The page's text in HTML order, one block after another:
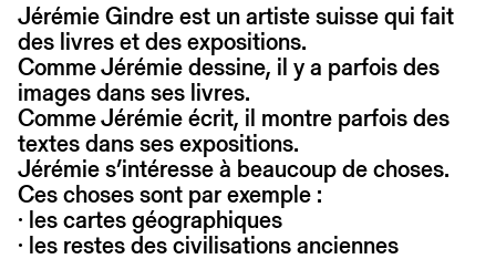
Jérémie Gindre est un artiste suisse qui fait
des livres et des expositions.
Comme Jérémie dessine, il y a parfois des
images dans ses livres.
Comme Jérémie écrit, il montre parfois des
textes dans ses expositions.
Jérémie s’intéresse à beaucoup de choses.
Ces choses sont par exemple :
· les cartes géographiques
· les restes des civilisations anciennes